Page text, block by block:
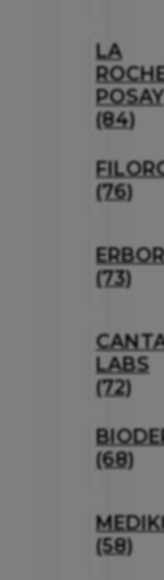
LA
POSAY
(84)
(76)
(73)
LABS
(72)
(68)
(58)